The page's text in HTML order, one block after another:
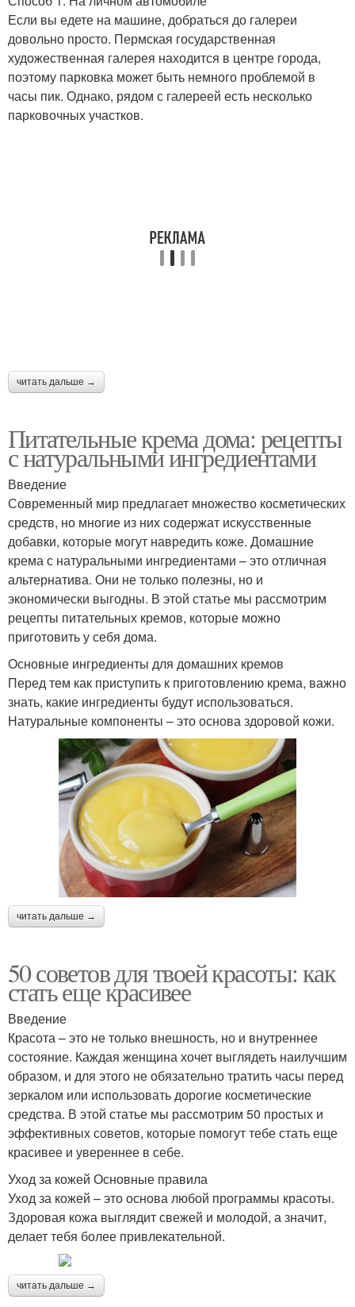
Если вы едете на машине, добраться до галереи
довольно просто. Пермская государственная
художественная галерея находится в центре города,
поэтому парковка может быть немного проблемой в
часы пик. Однако, рядом с галереей есть несколько
парковочных участков.
читать дальше →
Питательные крема дома: рецепты
с натуральными ингредиентами
Введение
Современный мир предлагает множество косметических
средств, но многие из них содержат искусственные
добавки, которые могут навредить коже. Домашние
крема с натуральными ингредиентами – это отличная
альтернатива. Они не только полезны, но и
экономически выгодны. В этой статье мы рассмотрим
рецепты питательных кремов, которые можно
приготовить у себя дома.
Основные ингредиенты для домашних кремов
Перед тем как приступить к приготовлению крема, важно
знать, какие ингредиенты будут использоваться.
Натуральные компоненты – это основа здоровой кожи.
читать дальше →
50 советов для твоей красоты: как
стать еще красивее
Введение
Красота – это не только внешность, но и внутреннее
состояние. Каждая женщина хочет выглядеть наилучшим
образом, и для этого не обязательно тратить часы перед
зеркалом или использовать дорогие косметические
средства. В этой статье мы рассмотрим 50 простых и
эффективных советов, которые помогут тебе стать еще
красивее и увереннее в себе.
Уход за кожей Основные правила
Уход за кожей – это основа любой программы красоты.
Здоровая кожа выглядит свежей и молодой, а значит,
делает тебя более привлекательной.
читать дальше →